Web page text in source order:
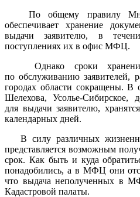
По общему правилу
обеспечивает хранение
выдачи заявителю, в
поступлениях их в офис МФЦ.
Однако сроки хранения
по обслуживанию заявителей,
городах области сокращены. В
Шелехова, Усолье-Сибирское,
для выдачи заявителю,
календарных дней.
В силу различных
представляется возможным
срок. Как быть и куда
понадобились, а в МФЦ они
что выдача неполученных в
Кадастровой палаты.